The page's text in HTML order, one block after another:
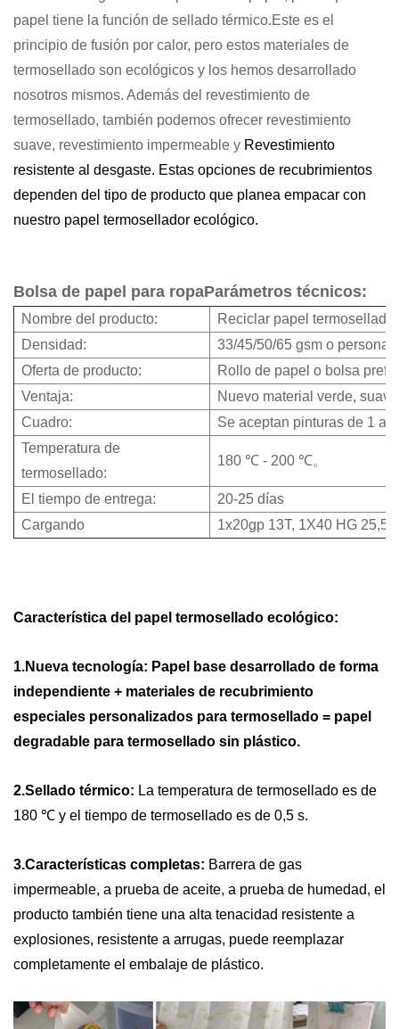
papel tiene la función de sellado térmico.Este es el
principio de fusión por calor, pero estos materiales de
termosellado son ecológicos y los hemos desarrollado
nosotros mismos. Además del revestimiento de
termosellado, también podemos ofrecer revestimiento
suave, revestimiento impermeable y Revestimiento
resistente al desgaste. Estas opciones de recubrimientos
dependen del tipo de producto que planea empacar con
nuestro papel termosellador ecológico.
Bolsa de papel para ropaParámetros técnicos:
Nombre del producto:
Reciclar papel termosellado
Densidad:
33/45/50/65 gsm o
Oferta de producto:
Rollo de papel o bolsa
Ventaja:
Nuevo material verde,
Cuadro:
Se aceptan pinturas de 1 a
Temperatura de
termosellado:
180 ℃ - 200 ℃。
El tiempo de entrega:
20-25 días
Cargando
1x20gp 13T, 1X40 HG 25,5T.
Característica del papel termosellado ecológico:
1.Nueva tecnología: Papel base desarrollado de forma
independiente + materiales de recubrimiento
especiales personalizados para termosellado = papel
degradable para termosellado sin plástico.
2.Sellado térmico: La temperatura de termosellado es de
180 ℃ y el tiempo de termosellado es de 0,5 s.
3.Características completas: Barrera de gas
impermeable, a prueba de aceite, a prueba de humedad, el
producto también tiene una alta tenacidad resistente a
explosiones, resistente a arrugas, puede reemplazar
completamente el embalaje de plástico.